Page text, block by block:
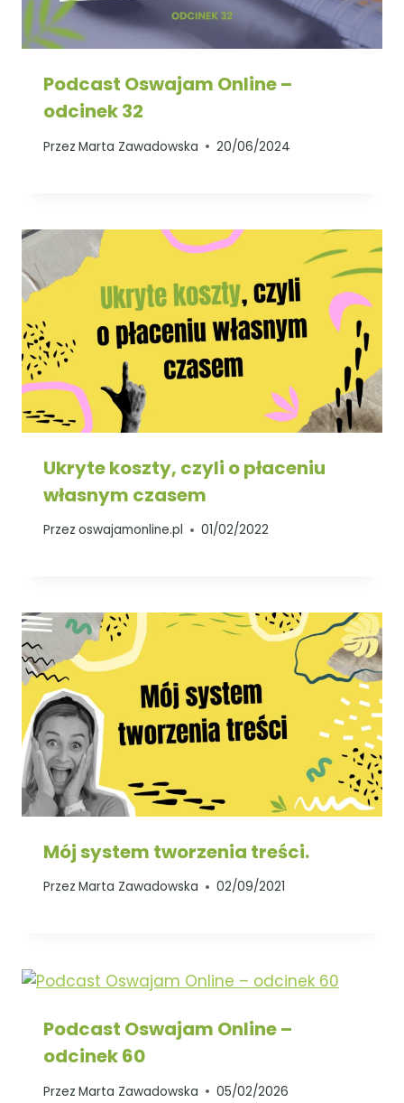
Podcast Oswajam Online –
odcinek 32
Przez Marta Zawadowska 20/06/2024
Ukryte koszty, czyli o płaceniu
własnym czasem
Przez oswajamonline.pl 01/02/2022
Mój system tworzenia treści.
Przez Marta Zawadowska 02/09/2021
Podcast Oswajam Online –
odcinek 60
Przez Marta Zawadowska 05/02/2026